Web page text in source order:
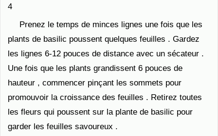
4
Prenez le temps de minces lignes une fois que les
plants de basilic poussent quelques feuilles . Gardez
les lignes 6-12 pouces de distance avec un sécateur .
Une fois que les plants grandissent 6 pouces de
hauteur , commencer pinçant les sommets pour
promouvoir la croissance des feuilles . Retirez toutes
les fleurs qui poussent sur ​​la plante de basilic pour
garder les feuilles savoureux .